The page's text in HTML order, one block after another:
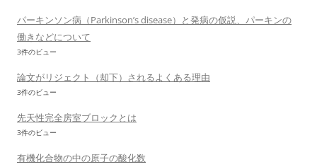
パーキンソン病（Parkinson’s disease）と発病の仮説、パーキンの
働きなどについて
3件のビュー
論文がリジェクト（却下）されるよくある理由
3件のビュー
先天性完全房室ブロックとは
3件のビュー
有機化合物の中の原子の酸化数